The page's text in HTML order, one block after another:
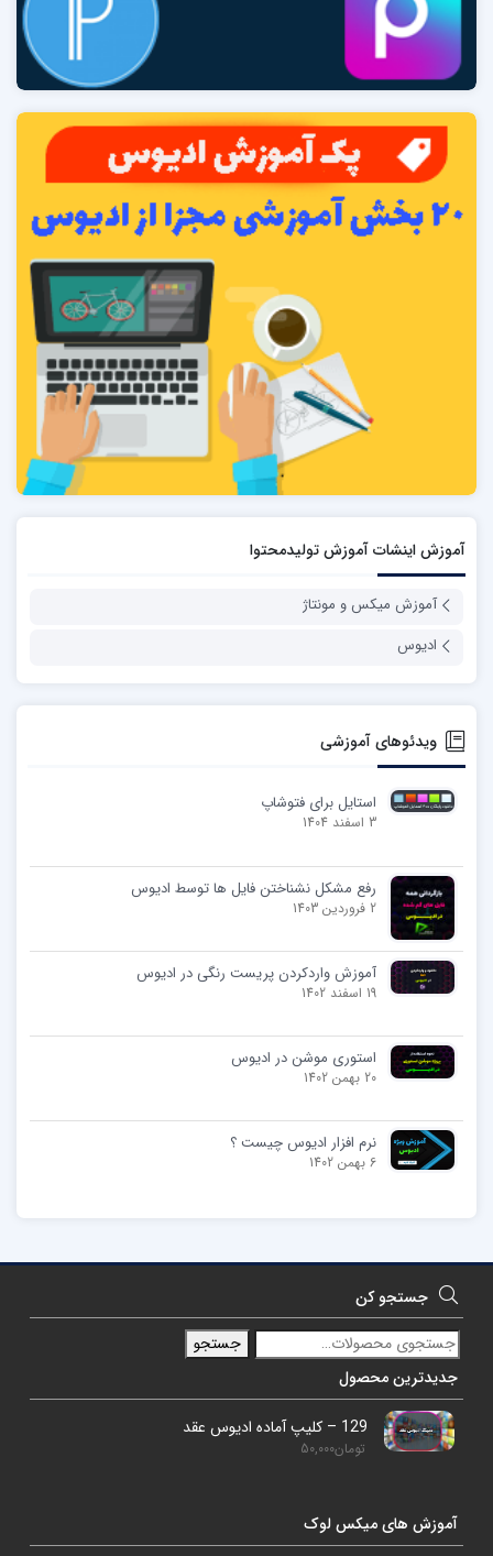
آموزش اینشات آموزش تولیدمحتوا
آموزش میکس و مونتاژ
ادیوس
ویدئوهای آموزشی
استایل برای فتوشاپ
3 اسفند 1404
رفع مشکل نشناختن فایل ها توسط ادیوس
2 فروردین 1403
آموزش واردکردن پریست رنگی در ادیوس
19 اسفند 1402
استوری موشن در ادیوس
20 بهمن 1402
نرم افزار ادیوس چیست ؟
6 بهمن 1402
جستجو کن
جستجو
جدیدترین محصول
129 – کلیپ آماده ادیوس عقد
تومان50,000
آموزش های میکس لوک